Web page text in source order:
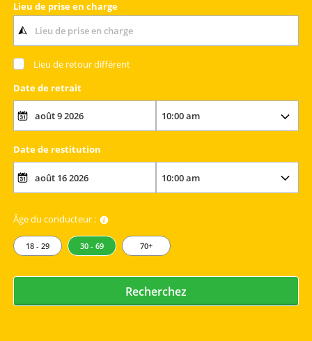
Lieu de prise en charge
Lieu de retour différent
Date de retrait
Date de restitution
Âge du conducteur :
18 - 29 30 - 69 70+
Recherchez